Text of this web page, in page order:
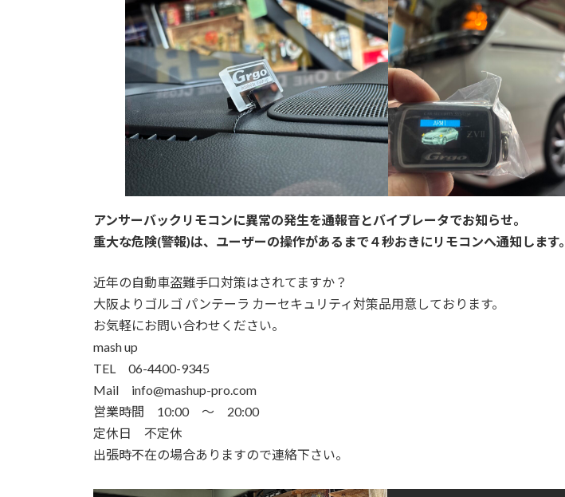
アンサーバックリモコンに異常の発生を通報音とバイブレータでお知らせ。
重大な危険(警報)は、ユーザーの操作があるまで４秒おきにリモコンへ通知します。
近年の自動車盗難手口対策はされてますか？
大阪よりゴルゴ パンテーラ カーセキュリティ対策品用意しております。
お気軽にお問い合わせください。
mash up
TEL 06-4400-9345
Mail info@mashup-pro.com
営業時間 10:00 ～ 20:00
定休日 不定休
出張時不在の場合ありますので連絡下さい。